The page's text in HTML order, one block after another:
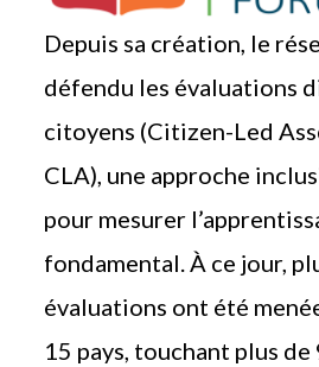
Depuis sa création, le
défendu les évaluations
citoyens (Citizen-Led
CLA), une approche
pour mesurer
fondamental. À ce jour,
évaluations ont été
15 pays, touchant plus